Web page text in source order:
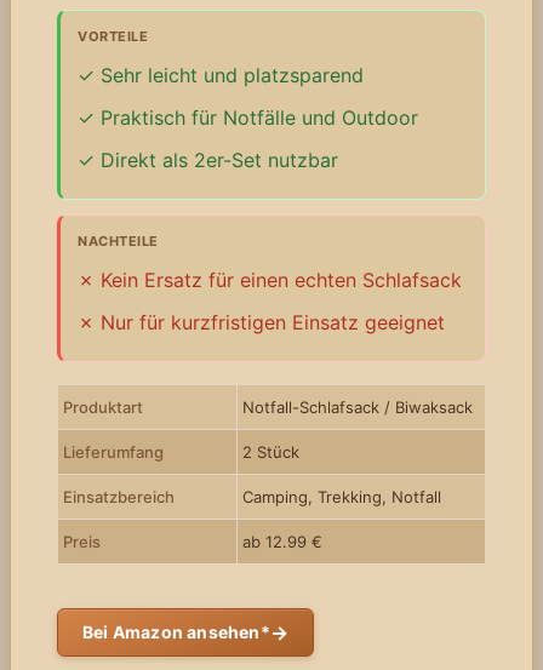
VORTEILE
Sehr leicht und platzsparend
Praktisch für Notfälle und Outdoor
Direkt als 2er-Set nutzbar
NACHTEILE
Kein Ersatz für einen echten Schlafsack
Nur für kurzfristigen Einsatz geeignet
Produktart Notfall-Schlafsack / Biwaksack
Lieferumfang 2 Stück
Einsatzbereich Camping, Trekking, Notfall
Preis ab 12.99 €
Bei Amazon ansehen*→